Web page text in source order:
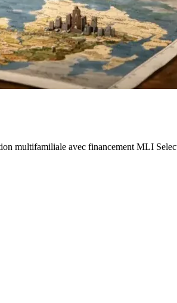
multifamiliale avec financement MLI